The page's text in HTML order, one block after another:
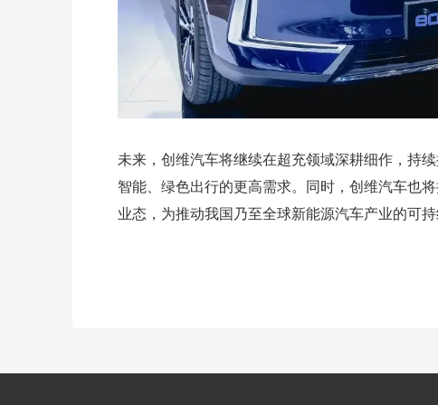
未来，创维汽车将继续在超充领域深耕细作，持
智能、绿色出行的更高需求。同时，创维汽车也
业态，为推动我国乃至全球新能源汽车产业的可持